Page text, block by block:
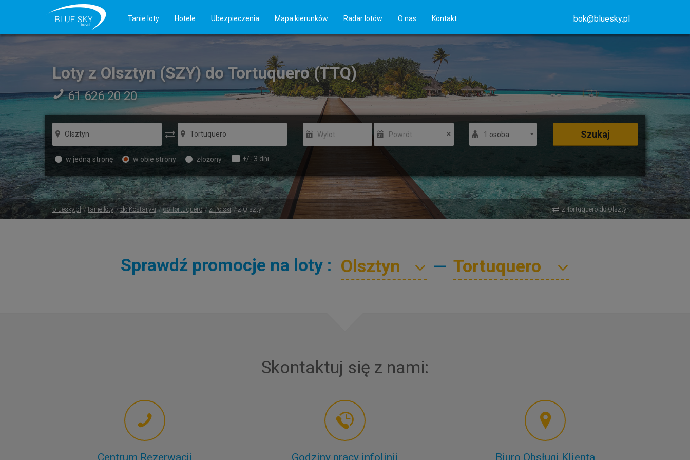
Tanie loty Hotele Ubezpieczenia Mapa kierunków Radar lotów O nas Kontakt bok@bluesky.pl
Loty z Olsztyn (SZY) do Tortuquero (TTQ)
61 626 20 20
Wylot Powrót 1 osoba
w jedną stronę w obie strony złożony +/- 3 dni
Szukaj
bluesky.pl tanie loty do Kostaryki do Tortuquero z Polski z Olsztyn z Tortuquero do Olsztyn
Sprawdź promocje na loty : —
Skontaktuj się z nami: